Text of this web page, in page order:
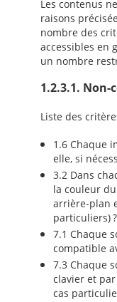
Les contenus
raisons
nombre des
accessibles en
un nombre
1.2.3.1.
Liste des
1.6 Chaque
elle, si
3.2 Dans
la couleur
arrière-plan
particuliers) ?
7.1 Chaque
compatible
7.3 Chaque
clavier et
cas